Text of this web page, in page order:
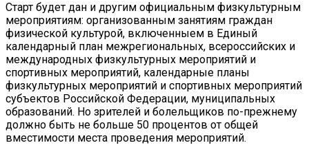
Старт будет дан и другим официальным физкультурным
мероприятиям: организованным занятиям граждан
физической культурой, включенныем в Единый
календарный план межрегиональных, всероссийских и
международных физкультурных мероприятий и
спортивных мероприятий, календарные планы
физкультурных мероприятий и спортивных мероприятий
субъектов Российской Федерации, муниципальных
образований. Но зрителей и болельщиков по-прежнему
должно быть не больше 50 процентов от общей
вместимости места проведения мероприятий.